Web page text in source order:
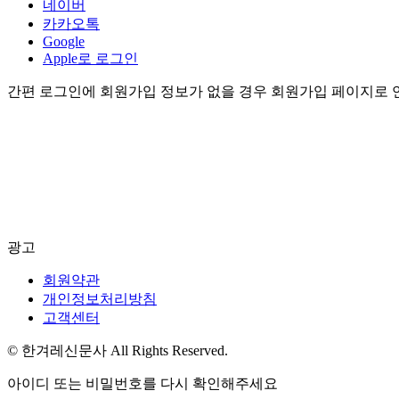
네이버
카카오톡
Google
Apple로 로그인
간편 로그인에 회원가입 정보가 없을 경우 회원가입 페이지로
광고
회원약관
개인정보처리방침
고객센터
© 한겨레신문사 All Rights Reserved.
아이디 또는 비밀번호를 다시 확인해주세요